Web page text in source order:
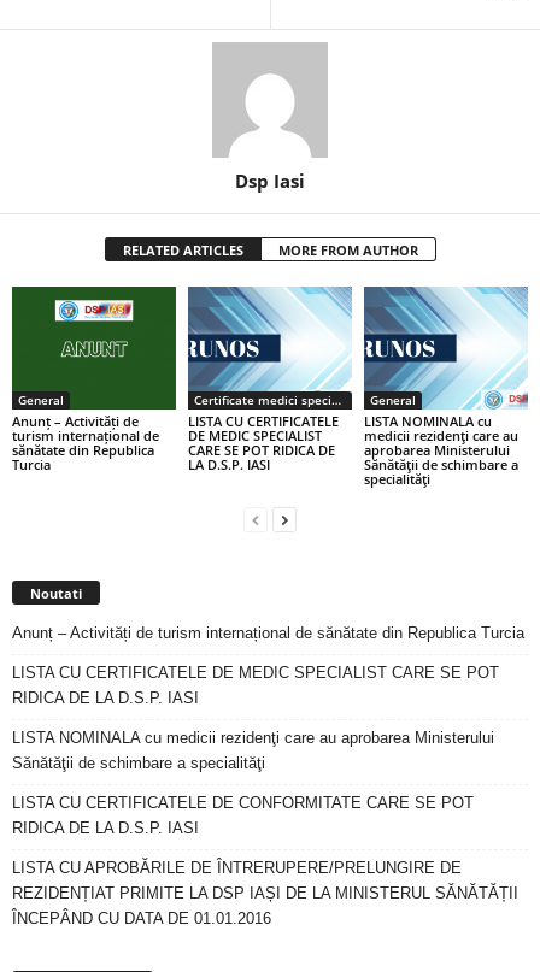
Dsp Iasi
RELATED ARTICLES MORE FROM AUTHOR
General
Anunț – Activități de
turism internațional de
sănătate din Republica
Turcia
Certificate medici specialiști / primari
LISTA CU CERTIFICATELE
DE MEDIC SPECIALIST
CARE SE POT RIDICA DE
LA D.S.P. IASI
General
LISTA NOMINALA cu
medicii rezidenţi care au
aprobarea Ministerului
Sănătăţii de schimbare a
specialităţi
Noutati
Anunț – Activități de turism internațional de sănătate din Republica Turcia
LISTA CU CERTIFICATELE DE MEDIC SPECIALIST CARE SE POT
RIDICA DE LA D.S.P. IASI
LISTA NOMINALA cu medicii rezidenţi care au aprobarea Ministerului
Sănătăţii de schimbare a specialităţi
LISTA CU CERTIFICATELE DE CONFORMITATE CARE SE POT
RIDICA DE LA D.S.P. IASI
LISTA CU APROBĂRILE DE ÎNTRERUPERE/PRELUNGIRE DE
REZIDENȚIAT PRIMITE LA DSP IAȘI DE LA MINISTERUL SĂNĂTĂȚII
ÎNCEPÂND CU DATA DE 01.01.2016